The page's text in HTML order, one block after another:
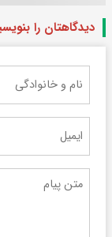
دیدگاهتان را